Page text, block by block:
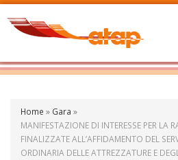
Home » Gara »
MANIFESTAZIONE DI INTERESSE PER LA
FINALIZZATE ALL’AFFIDAMENTO DEL
ORDINARIA DELLE ATTREZZATURE E